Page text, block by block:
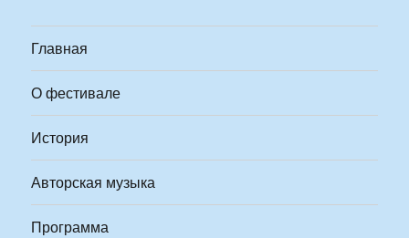
Главная
О фестивале
История
Авторская музыка
Программа